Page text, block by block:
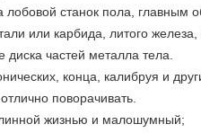
лобовой станок пола, главным
или карбида, литого железа,
частей металла тела.
конца, калибруя и
поворачивать.
жизнью и малошумный;